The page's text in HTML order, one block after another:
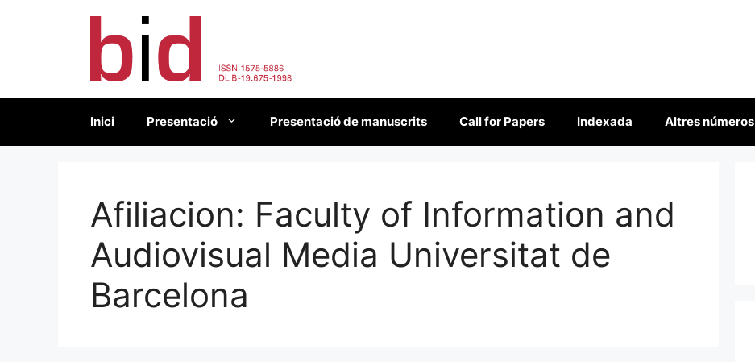
Inici Presentació Presentació de manuscrits Call for Papers Indexada Altres números
Afiliacion: Faculty of Information and
Audiovisual Media Universitat de
Barcelona